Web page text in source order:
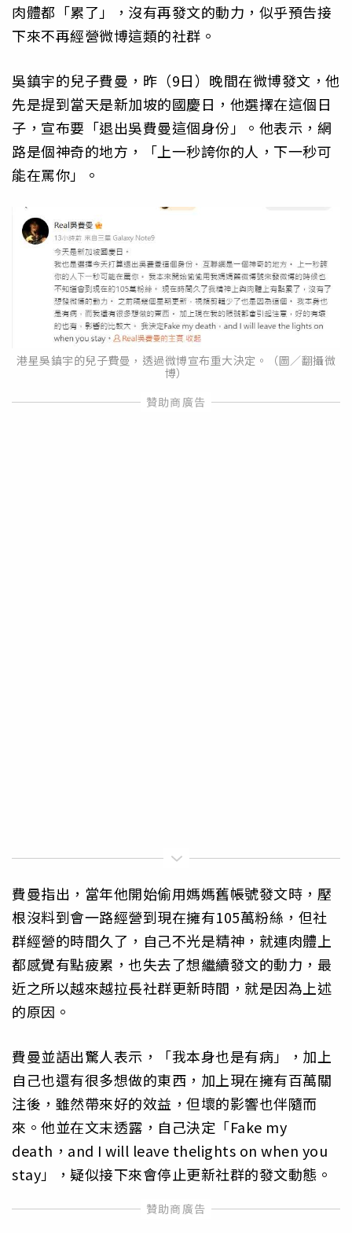
肉體都「累了」，沒有再發文的動力，似乎預告接
下來不再經營微博這類的社群。
吳鎮宇的兒子費曼，昨（9日）晚間在微博發文，他
先是提到當天是新加坡的國慶日，他選擇在這個日
子，宣布要「退出吳費曼這個身份」。他表示，網
路是個神奇的地方，「上一秒誇你的人，下一秒可
能在罵你」。
港星吳鎮宇的兒子費曼，透過微博宣布重大決定。（圖／翻攝微
博）
費曼指出，當年他開始偷用媽媽舊帳號發文時，壓
根沒料到會一路經營到現在擁有105萬粉絲，但社
群經營的時間久了，自己不光是精神，就連肉體上
都感覺有點疲累，也失去了想繼續發文的動力，最
近之所以越來越拉長社群更新時間，就是因為上述
的原因。
費曼並語出驚人表示，「我本身也是有病」，加上
自己也還有很多想做的東西，加上現在擁有百萬關
注後，雖然帶來好的效益，但壞的影響也伴隨而
來。他並在文末透露，自己決定「Fake my
death，and I will leave thelights on when you
stay」，疑似接下來會停止更新社群的發文動態。